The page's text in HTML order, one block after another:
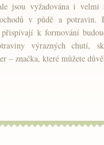
jsou vyžadována i velmi
v půdě a potravin.
přispívají k formování
výrazných chutí,
– značka, které můžete